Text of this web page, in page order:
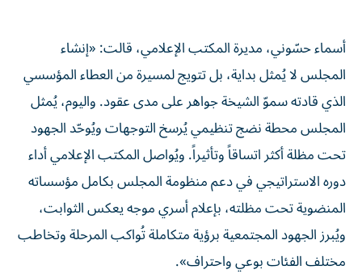
أسماء حسّوني، مديرة المكتب الإعلامي، قالت: «إنشاء
المجلس لا يُمثل بداية، بل تتويج لمسيرة من العطاء المؤسسي
الذي قادته سموّ الشيخة جواهر على مدى عقود. واليوم، يُمثل
المجلس محطة نضج تنظيمي يُرسخ التوجهات ويُوحّد الجهود
تحت مظلة أكثر اتساقاً وتأثيراً. ويُواصل المكتب الإعلامي أداء
دوره الاستراتيجي في دعم منظومة المجلس بكامل مؤسساته
المنضوية تحت مظلته، بإعلام أسري موجه يعكس الثوابت،
ويُبرز الجهود المجتمعية برؤية متكاملة تُواكب المرحلة وتخاطب
مختلف الفئات بوعي واحتراف».